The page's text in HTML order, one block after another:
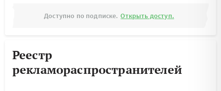
Доступно по подписке. Открыть доступ.
Реестр
рекламораспространителей